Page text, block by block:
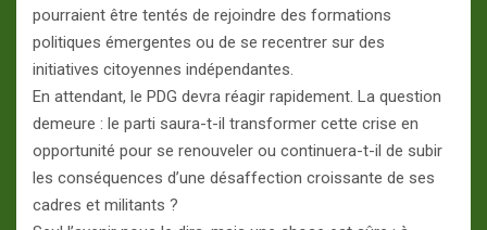
pourraient être tentés de rejoindre des formations
politiques émergentes ou de se recentrer sur des
initiatives citoyennes indépendantes.
En attendant, le PDG devra réagir rapidement. La question
demeure : le parti saura-t-il transformer cette crise en
opportunité pour se renouveler ou continuera-t-il de subir
les conséquences d’une désaffection croissante de ses
cadres et militants ?